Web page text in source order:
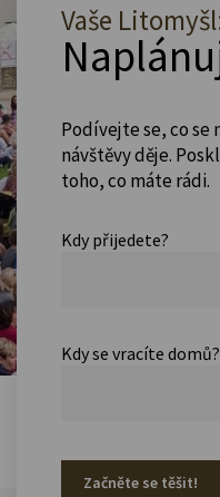
Vaše
Podívejte se, co se
návštěvy děje.
toho, co máte rádi.
Kdy přijedete?
Kdy se vracíte domů?
Začněte se těšit!